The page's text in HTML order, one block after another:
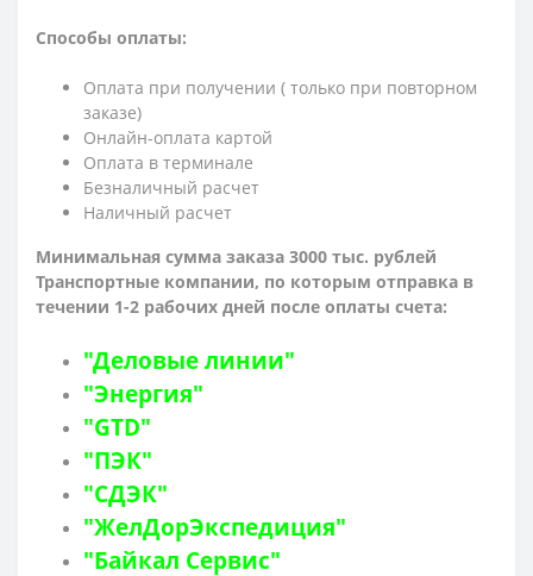
Способы оплаты:
Оплата при получении ( только при повторном
заказе)
Онлайн-оплата картой
Оплата в терминале
Безналичный расчет
Наличный расчет
Минимальная сумма заказа 3000 тыс. рублей
Транспортные компании, по которым отправка в
течении 1-2 рабочих дней после оплаты счета:
"Деловые линии"
"Энергия"
"GTD"
"ПЭК"
"СДЭК"
"ЖелДорЭкспедиция"
"Байкал Сервис"